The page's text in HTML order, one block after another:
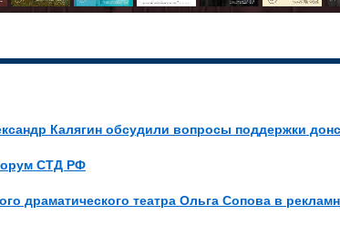
Калягин обсудили вопросы поддержки
СТД РФ
драматического театра Ольга Сопова в